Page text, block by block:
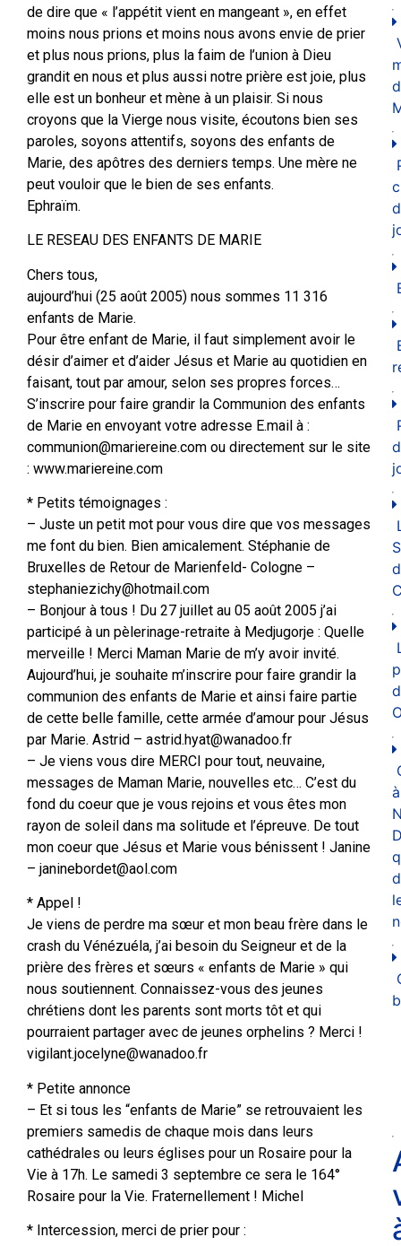
de dire que « l’appétit vient en mangeant », en effet
moins nous prions et moins nous avons envie de prier
et plus nous prions, plus la faim de l’union à Dieu
grandit en nous et plus aussi notre prière est joie, plus
elle est un bonheur et mène à un plaisir. Si nous
croyons que la Vierge nous visite, écoutons bien ses
paroles, soyons attentifs, soyons des enfants de
Marie, des apôtres des derniers temps. Une mère ne
peut vouloir que le bien de ses enfants.
Ephraïm.
LE RESEAU DES ENFANTS DE MARIE
Chers tous,
aujourd’hui (25 août 2005) nous sommes 11 316
enfants de Marie.
Pour être enfant de Marie, il faut simplement avoir le
désir d’aimer et d’aider Jésus et Marie au quotidien en
faisant, tout par amour, selon ses propres forces…
S’inscrire pour faire grandir la Communion des enfants
de Marie en envoyant votre adresse E.mail à :
communion@mariereine.com ou directement sur le site
: www.mariereine.com
* Petits témoignages :
– Juste un petit mot pour vous dire que vos messages
me font du bien. Bien amicalement. Stéphanie de
Bruxelles de Retour de Marienfeld- Cologne –
stephaniezichy@hotmail.com
– Bonjour à tous ! Du 27 juillet au 05 août 2005 j’ai
participé à un pèlerinage-retraite à Medjugorje : Quelle
merveille ! Merci Maman Marie de m’y avoir invité.
Aujourd’hui, je souhaite m’inscrire pour faire grandir la
communion des enfants de Marie et ainsi faire partie
de cette belle famille, cette armée d’amour pour Jésus
par Marie. Astrid – astrid.hyat@wanadoo.fr
– Je viens vous dire MERCI pour tout, neuvaine,
messages de Maman Marie, nouvelles etc… C’est du
fond du coeur que je vous rejoins et vous êtes mon
rayon de soleil dans ma solitude et l’épreuve. De tout
mon coeur que Jésus et Marie vous bénissent ! Janine
– janinebordet@aol.com
* Appel !
Je viens de perdre ma sœur et mon beau frère dans le
crash du Vénézuéla, j’ai besoin du Seigneur et de la
prière des frères et sœurs « enfants de Marie » qui
nous soutiennent. Connaissez-vous des jeunes
chrétiens dont les parents sont morts tôt et qui
pourraient partager avec de jeunes orphelins ? Merci !
vigilant.jocelyne@wanadoo.fr
* Petite annonce
– Et si tous les “enfants de Marie” se retrouvaient les
premiers samedis de chaque mois dans leurs
cathédrales ou leurs églises pour un Rosaire pour la
Vie à 17h. Le samedi 3 septembre ce sera le 164°
Rosaire pour la Vie. Fraternellement ! Michel
* Intercession, merci de prier pour :
à